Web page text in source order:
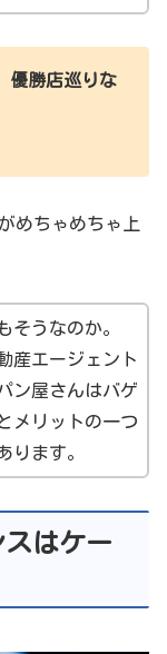
優勝店巡りな
めちゃめちゃ上
そうなのか。
産エージェント
ン屋さんはバゲ
メリットの一つ
ります。
はケー